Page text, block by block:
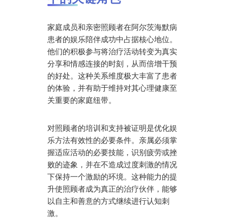
家庭成员和亲密照顾者在阿尔茨海默病
患者的娱乐陪伴成功中占据核心地位。
他们的积极参与将治疗活动转变为真实
分享和情感连接的时刻，从而倍增干预
的好处。这种关系维度极大丰富了患者
的体验，并有助于维持对其心理健康至
关重要的家庭纽带。
对照顾者的培训和支持被证明是优化娱
乐方法有效性的必要条件。亲属必须掌
握适应活动的必要技能，识别疲劳或挫
败的迹象，并在不造成过度刺激的情况
下保持一个激励的环境。这种能力的提
升使照顾者成为真正的治疗伙伴，能够
以自主和善意的方式继续进行认知刺
激。